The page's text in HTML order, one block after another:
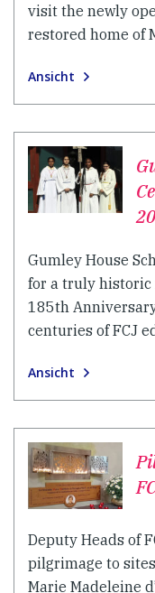
visit the newly
restored home of
Ansicht
Gumley House
for a truly historic
185th
centuries of FCJ
Ansicht
Deputy Heads of
pilgrimage to
Marie Madeleine